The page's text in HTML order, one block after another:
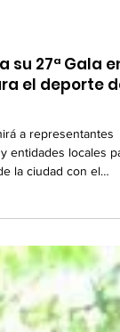
su 27ª Gala en
el deporte de
a representantes
entidades locales